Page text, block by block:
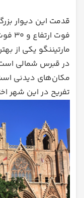
فوت
در قبرس شمالی
مکان‌های دیدنی است
تفریح در این شهر